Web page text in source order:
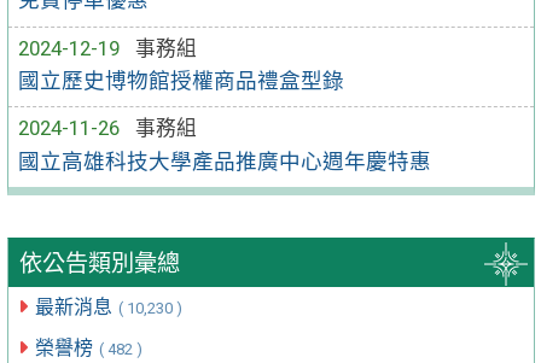
2024-12-19
事務組
國立歷史博物館授權商品禮盒型錄
2024-11-26
事務組
國立高雄科技大學產品推廣中心週年慶特惠
依公告類別彙總
最新消息 ( 10,230 )
榮譽榜 ( 482 )